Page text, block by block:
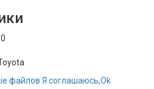
файлов Я соглашаюсь,Ok